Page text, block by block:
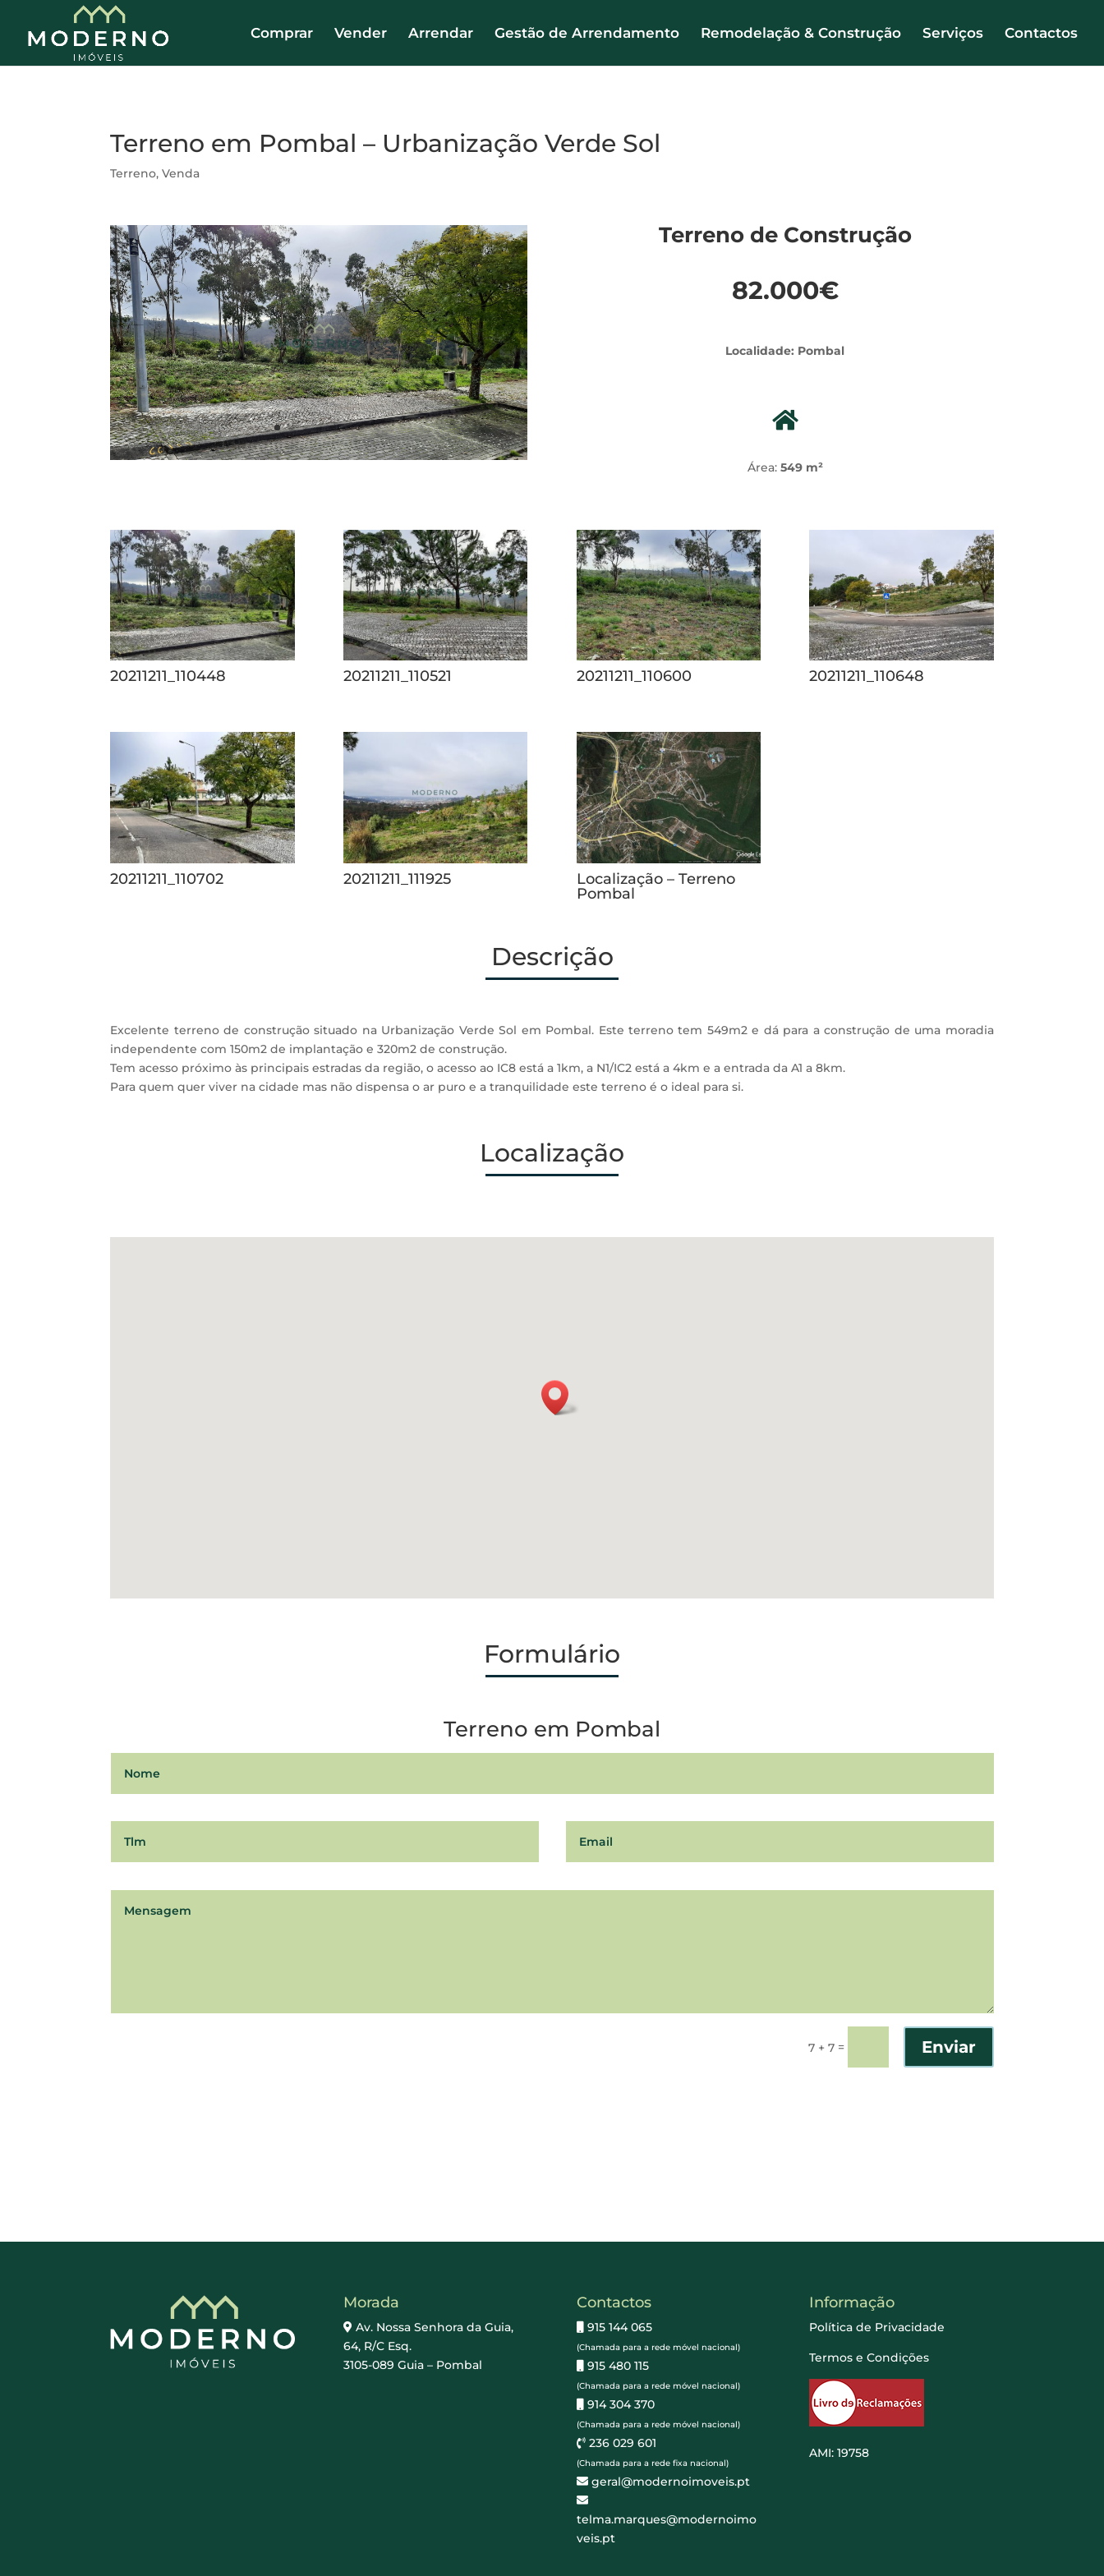
Comprar Vender Arrendar Gestão de Arrendamento Remodelação & Construção Serviços Contactos
Terreno em Pombal – Urbanização Verde Sol
Terreno,Venda
Terreno de Construção
82.000€
Localidade: Pombal
Área: 549 m²
20211211_110448 20211211_110521 20211211_110600 20211211_110648
20211211_110702 20211211_111925
Localização – Terreno
Pombal
Descrição
Excelente terreno de construção situado na Urbanização Verde Sol em Pombal. Este terreno tem 549m2 e dá para a construção de uma moradia
independente com 150m2 de implantação e 320m2 de construção.
Tem acesso próximo às principais estradas da região, o acesso ao IC8 está a 1km, a N1/IC2 está a 4km e a entrada da A1 a 8km.
Para quem quer viver na cidade mas não dispensa o ar puro e a tranquilidade este terreno é o ideal para si.
Localização
Formulário
Terreno em Pombal
7 + 7= Enviar
Morada
Av. Nossa Senhora da Guia,
64, R/C Esq.
3105-089 Guia – Pombal
Contactos
915 144 065
(Chamada para a rede móvel nacional)
915 480 115
(Chamada para a rede móvel nacional)
914 304 370
(Chamada para a rede móvel nacional)
236 029 601
(Chamada para a rede fixa nacional)
geral@modernoimoveis.pt
telma.marques@modernoimo
veis.pt
Informação
Política de Privacidade
Termos e Condições
AMI: 19758